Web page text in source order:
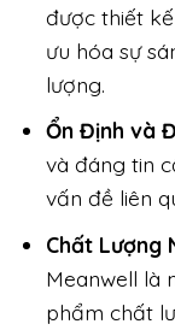
được thiết
ưu hóa sự
lượng.
Ổn Định và
và đáng tin
vấn đề liên
Chất Lượng
Meanwell là
phẩm chất